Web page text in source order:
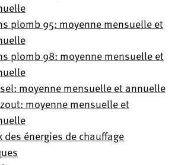
plomb 95: moyenne mensuelle et
plomb 98: moyenne mensuelle et
moyenne mensuelle et annuelle
moyenne mensuelle et
des énergies de chauffage